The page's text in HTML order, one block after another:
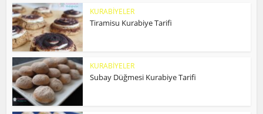
KURABİYELER
Tiramisu Kurabiye Tarifi
KURABİYELER
Subay Düğmesi Kurabiye Tarifi